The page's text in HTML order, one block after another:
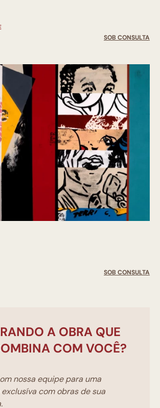
SOB CONSULTA
SOB CONSULTA
A OBRA QUE
COM VOCÊ?
nossa equipe para uma
com obras de sua